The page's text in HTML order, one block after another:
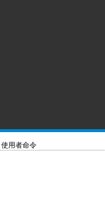
使用者命令